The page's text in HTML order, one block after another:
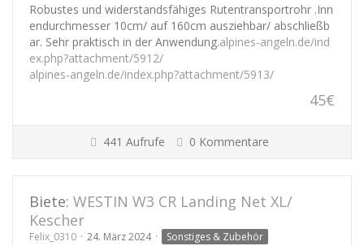
Robustes und widerstandsfähiges Rutentransportrohr .Inn
endurchmesser 10cm/ auf 160cm ausziehbar/ abschließb
ar. Sehr praktisch in der Anwendung.alpines-angeln.de/ind
ex.php?attachment/5912/
alpines-angeln.de/index.php?attachment/5913/
45€
441 Aufrufe 0 Kommentare
Biete: WESTIN W3 CR Landing Net XL/
Kescher
Felix_0310 24. März 2024 Sonstiges & Zubehör